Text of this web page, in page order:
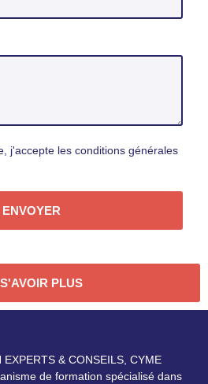
j'accepte les conditions générales
ENVOYER
PLUS
& CONSEILS, CYME
de formation spécialisé dans